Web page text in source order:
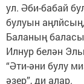
ул. Әби-бабай
булуын
Баланың
Илнур белән
“Әти-әни булу
әзер”, ди алар.